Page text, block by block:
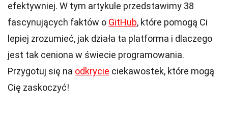
efektywniej. W tym artykule przedstawimy 38
fascynujących faktów o GitHub, które pomogą Ci
lepiej zrozumieć, jak działa ta platforma i dlaczego
jest tak ceniona w świecie programowania.
Przygotuj się na odkrycie ciekawostek, które mogą
Cię zaskoczyć!